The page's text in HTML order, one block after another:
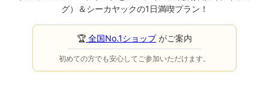
グ）＆シーカヤックの1日満喫プラン！
🏆 全国No.1ショップがご案内
初めての方でも安心してご参加いただけます。